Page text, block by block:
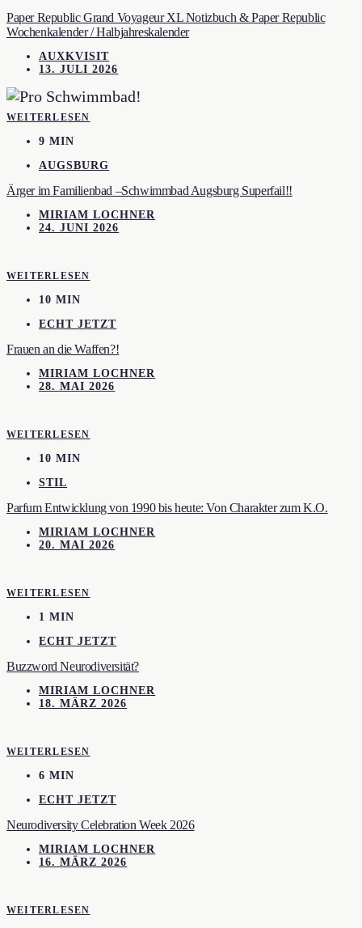
Paper Republic Grand Voyageur XL Notizbuch & Paper Republic
Wochenkalender / Halbjahreskalender
AUXKVISIT
13. JULI 2026
WEITERLESEN
9 MIN
AUGSBURG
Ärger im Familienbad –Schwimmbad Augsburg Superfail!!
MIRIAM LOCHNER
24. JUNI 2026
WEITERLESEN
10 MIN
ECHT JETZT
Frauen an die Waffen?!
MIRIAM LOCHNER
28. MAI 2026
WEITERLESEN
10 MIN
STIL
Parfum Entwicklung von 1990 bis heute: Von Charakter zum K.O.
MIRIAM LOCHNER
20. MAI 2026
WEITERLESEN
1 MIN
ECHT JETZT
Buzzword Neurodiversität?
MIRIAM LOCHNER
18. MÄRZ 2026
WEITERLESEN
6 MIN
ECHT JETZT
Neurodiversity Celebration Week 2026
MIRIAM LOCHNER
16. MÄRZ 2026
WEITERLESEN